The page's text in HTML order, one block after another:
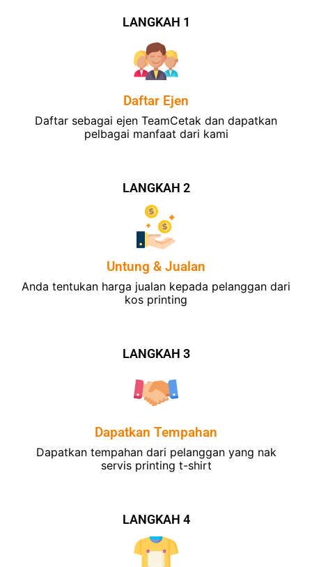
LANGKAH 1
Daftar Ejen
Daftar sebagai ejen TeamCetak dan dapatkan
pelbagai manfaat dari kami
LANGKAH 2
Untung & Jualan
Anda tentukan harga jualan kepada pelanggan dari
kos printing
LANGKAH 3
Dapatkan Tempahan
Dapatkan tempahan dari pelanggan yang nak
servis printing t-shirt
LANGKAH 4